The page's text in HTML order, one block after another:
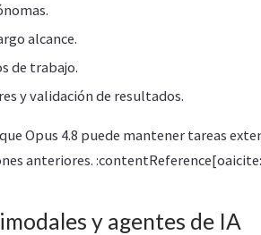
alcance.
de trabajo.
y validación de resultados.
Opus 4.8 puede mantener tareas
anteriores.
y agentes de IA